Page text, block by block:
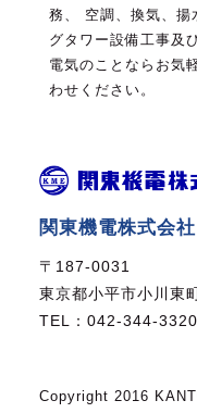
務、 空調、換気、揚
グタワー設備工事及
電気のことならお気
わせください。
関東機電株式会社
〒187-0031
東京都小平市小川東
TEL： 042-344-3320
Copyright 2016